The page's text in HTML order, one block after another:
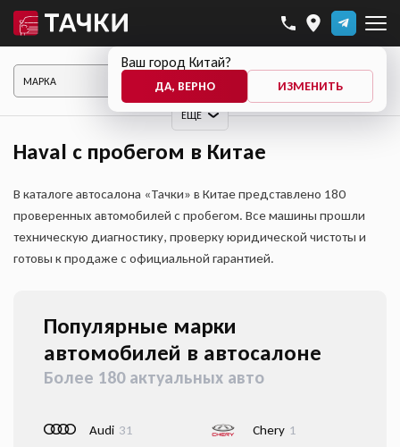
Ваш город Китай?
ДА, ВЕРНО ИЗМЕНИТЬ
ЕЩЕ
ПОКАЗАТЬ АВТО
Haval с пробегом в Китае
В каталоге автосалона «Тачки» в Китае представлено 180
проверенных автомобилей с пробегом. Все машины прошли
техническую диагностику, проверку юридической чистоты и
готовы к продаже с официальной гарантией.
Популярные марки
автомобилей в автосалоне
Более 180 актуальных авто
Audi 31 Chery 1